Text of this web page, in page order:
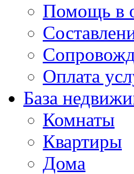
Помощь в
Оплата
База
Комнаты
Квартиры
Дома